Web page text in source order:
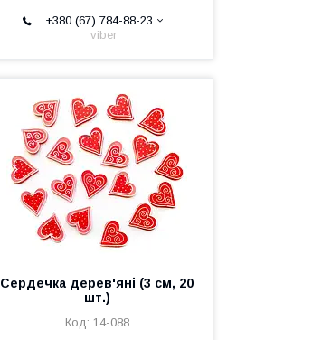
+380 (67) 784-88-23
viber
Сердечка дерев'яні (3 см, 20
шт.)
14-088